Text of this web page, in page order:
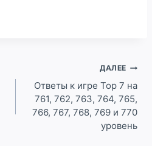
ДАЛЕЕ
Ответы к игре Top 7 на
761, 762, 763, 764, 765,
766, 767, 768, 769 и 770
уровень